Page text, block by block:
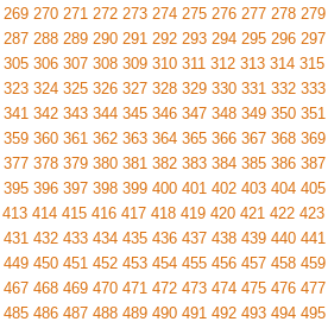
269 270 271 272 273 274 275 276 277 278 279
287 288 289 290 291 292 293 294 295 296 297
305 306 307 308 309 310 311 312 313 314 315
323 324 325 326 327 328 329 330 331 332 333
341 342 343 344 345 346 347 348 349 350 351
359 360 361 362 363 364 365 366 367 368 369
377 378 379 380 381 382 383 384 385 386 387
395 396 397 398 399 400 401 402 403 404 405
413 414 415 416 417 418 419 420 421 422 423
431 432 433 434 435 436 437 438 439 440 441
449 450 451 452 453 454 455 456 457 458 459
467 468 469 470 471 472 473 474 475 476 477
485 486 487 488 489 490 491 492 493 494 495